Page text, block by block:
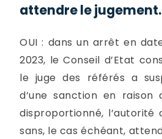
attendre le
OUI : dans un arrêt en
2023, le Conseil d’Etat
le juge des référés a
d’une sanction en
disproportionné,
sans, le cas échéant,